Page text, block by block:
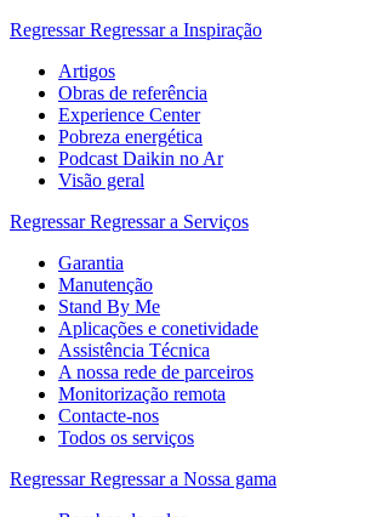
Regressar Regressar a Inspiração
Artigos
Obras de referência
Experience Center
Pobreza energética
Podcast Daikin no Ar
Visão geral
Regressar Regressar a Serviços
Garantia
Manutenção
Stand By Me
Aplicações e conetividade
Assistência Técnica
A nossa rede de parceiros
Monitorização remota
Contacte-nos
Todos os serviços
Regressar Regressar a Nossa gama